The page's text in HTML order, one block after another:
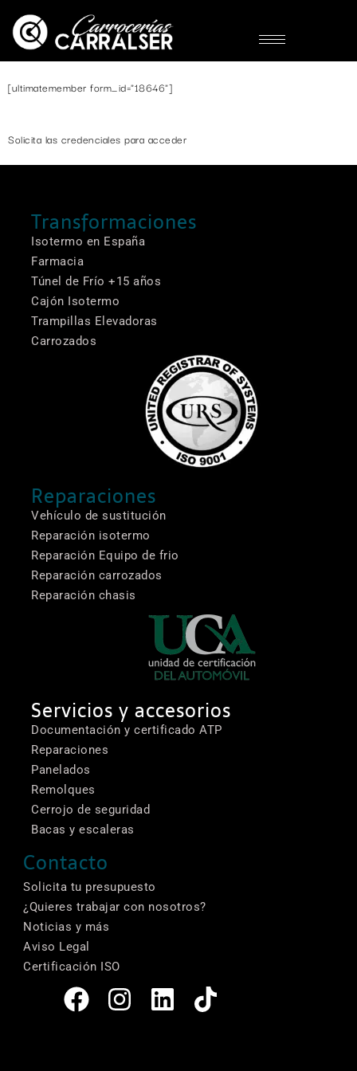
[ultimatemember form_id="18646"]
Solicita las credenciales para acceder
Transformaciones
Isotermo en España
Farmacia
Túnel de Frío +15 años
Cajón Isotermo
Trampillas Elevadoras
Carrozados
Reparaciones
Vehículo de sustitución
Reparación isotermo
Reparación Equipo de frio
Reparación carrozados
Reparación chasis
Servicios y accesorios
Documentación y certificado ATP
Reparaciones
Panelados
Remolques
Cerrojo de seguridad
Bacas y escaleras
Contacto
Solicita tu presupuesto
¿Quieres trabajar con nosotros?
Noticias y más
Aviso Legal
Certificación ISO